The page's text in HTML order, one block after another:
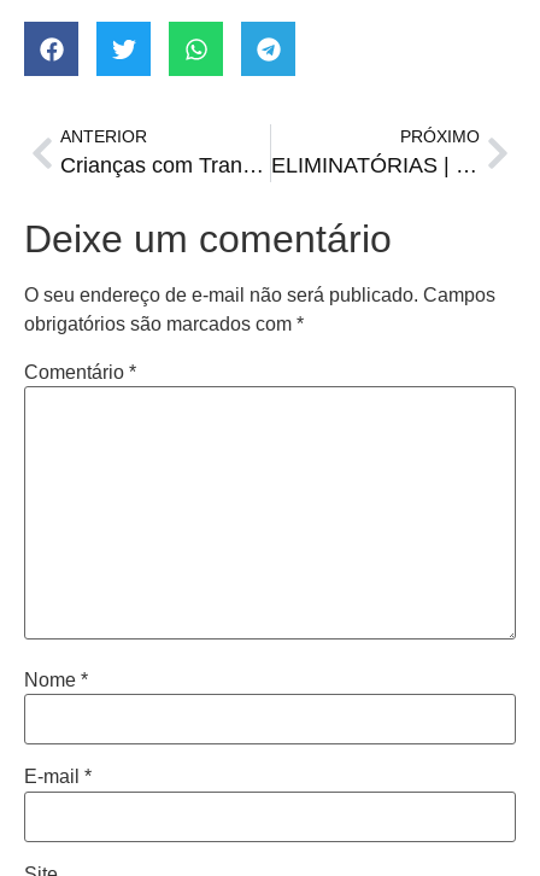
ANTERIOR
Crianças com Transtorno do Espectro Autista (TEA) vivem experiência inesquecível no Beira-Rio
PRÓXIMO
ELIMINATÓRIAS | Confira o calendário da Data Fifa de setembro
Deixe um comentário
O seu endereço de e-mail não será publicado. Campos
obrigatórios são marcados com *
Comentário *
Nome *
E-mail *